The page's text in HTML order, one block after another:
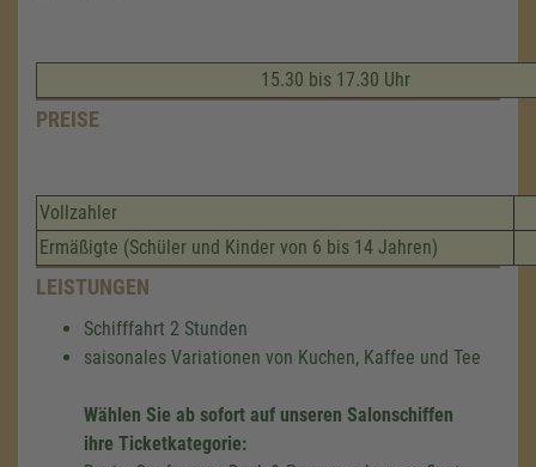
15.30 bis 17.30 Uhr
PREISE
Vollzahler
Ermäßigte (Schüler und Kinder von 6 bis 14 Jahren)
LEISTUNGEN
Schifffahrt 2 Stunden
saisonales Variationen von Kuchen, Kaffee und Tee
Wählen Sie ab sofort auf unseren Salonschiffen
ihre Ticketkategorie: